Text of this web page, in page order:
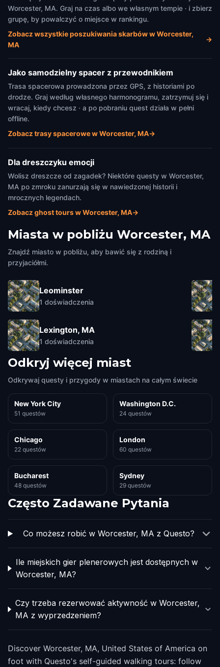
Worcester, MA. Graj na czas albo we własnym tempie · i zbierz
grupę, by powalczyć o miejsce w rankingu.
Zobacz wszystkie poszukiwania skarbów w Worcester,
MA
→
Jako samodzielny spacer z przewodnikiem
Trasa spacerowa prowadzona przez GPS, z historiami po
drodze. Graj według własnego harmonogramu, zatrzymuj się i
wracaj, kiedy chcesz · a po pobraniu quest działa w pełni
offline.
Zobacz trasy spacerowe w Worcester, MA→
Dla dreszczyku emocji
Wolisz dreszcze od zagadek? Niektóre questy w Worcester,
MA po zmroku zanurzają się w nawiedzonej historii i
mrocznych legendach.
Zobacz ghost tours w Worcester, MA→
Miasta w pobliżu Worcester, MA
Znajdź miasto w pobliżu, aby bawić się z rodziną i
przyjaciółmi.
Leominster
1 doświadczenia
Lexington, MA
1 doświadczenia
Odkryj więcej miast
Odkrywaj questy i przygody w miastach na całym świecie
New York City
51 questów
Washington D.C.
24 questów
Chicago
22 questów
London
60 questów
Bucharest
48 questów
Sydney
29 questów
Często Zadawane Pytania
Co możesz robić w Worcester, MA z Questo?
Ile miejskich gier plenerowych jest dostępnych w
Worcester, MA?
Czy trzeba rezerwować aktywność w Worcester,
MA z wyprzedzeniem?
Discover Worcester, MA, United States of America on
foot with Questo's self-guided walking tours: follow